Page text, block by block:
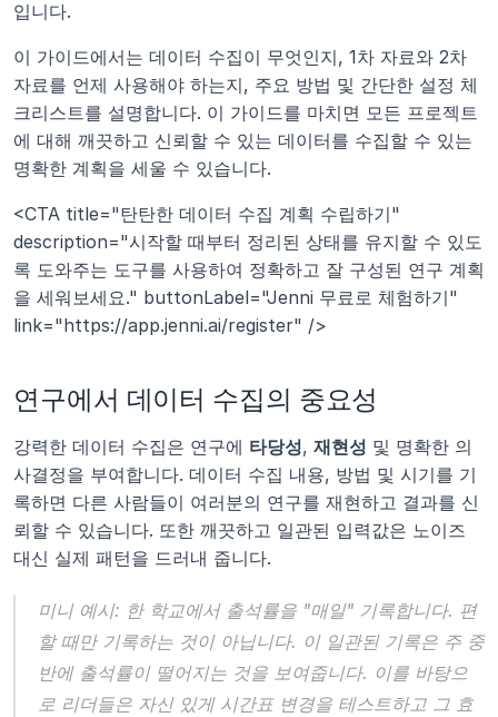
입니다.
이 가이드에서는 데이터 수집이 무엇인지, 1차 자료와 2차
자료를 언제 사용해야 하는지, 주요 방법 및 간단한 설정 체
크리스트를 설명합니다. 이 가이드를 마치면 모든 프로젝트
에 대해 깨끗하고 신뢰할 수 있는 데이터를 수집할 수 있는
명확한 계획을 세울 수 있습니다.
<CTA title="탄탄한 데이터 수집 계획 수립하기"
description="시작할 때부터 정리된 상태를 유지할 수 있도
록 도와주는 도구를 사용하여 정확하고 잘 구성된 연구 계획
을 세워보세요." buttonLabel="Jenni 무료로 체험하기"
link="https://app.jenni.ai/register" />
연구에서 데이터 수집의 중요성
강력한 데이터 수집은 연구에 타당성, 재현성 및 명확한 의
사결정을 부여합니다. 데이터 수집 내용, 방법 및 시기를 기
록하면 다른 사람들이 여러분의 연구를 재현하고 결과를 신
뢰할 수 있습니다. 또한 깨끗하고 일관된 입력값은 노이즈
대신 실제 패턴을 드러내 줍니다.
미니 예시: 한 학교에서 출석률을 "매일" 기록합니다. 편
할 때만 기록하는 것이 아닙니다. 이 일관된 기록은 주 중
반에 출석률이 떨어지는 것을 보여줍니다. 이를 바탕으
로 리더들은 자신 있게 시간표 변경을 테스트하고 그 효